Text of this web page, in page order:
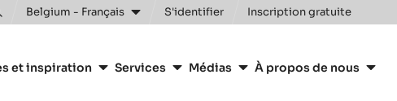
Toggle
Belgium - Français S'identifier Inscription gratuite
et inspiration Services Médias À propos de nous